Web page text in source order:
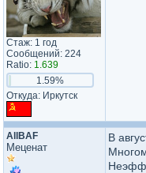
Стаж: 1 год
Сообщений: 224
Ratio: 1.639
1.59%
Откуда: Иркутск
AllBAF
Меценат
В